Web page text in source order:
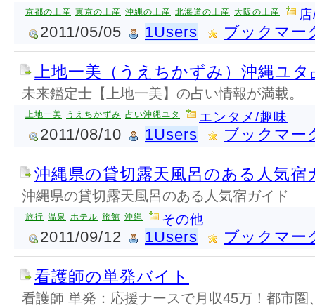
京都の土産 東京の土産 沖縄の土産 北海道の土産 大阪の土産
2011/05/05 1Users ブックマー
上地一美（うえちかずみ）沖縄ユタ
未来鑑定士【上地一美】の占い情報が満載。
上地一美 うえちかずみ 占い沖縄ユタ エンタメ/趣味
2011/08/10 1Users ブックマー
沖縄県の貸切露天風呂のある人気宿
沖縄県の貸切露天風呂のある人気宿ガイド
旅行 温泉 ホテル 旅館 沖縄 その他
2011/09/12 1Users ブックマー
看護師の単発バイト
看護師 単発：応援ナースで月収45万！都市圏